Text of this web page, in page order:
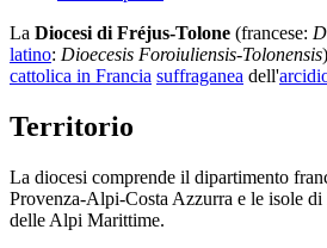
La Diocesi di Fréjus-Tolone (francese:
latino: Dioecesis Foroiuliensis-Tolonensis
cattolica in Francia suffraganea dell'
Territorio
La diocesi comprende il dipartimento
Provenza-Alpi-Costa Azzurra e le isole
delle Alpi Marittime.